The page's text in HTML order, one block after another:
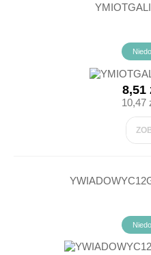
8,51
10,47